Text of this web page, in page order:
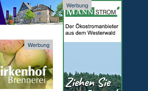
Werbung
Werbung